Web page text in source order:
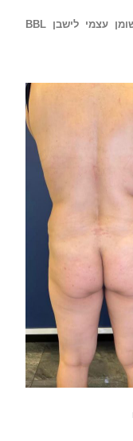
לפני ואחרי – שאיבת שומן גב והזרקת שומן עצמי לישבן BBL